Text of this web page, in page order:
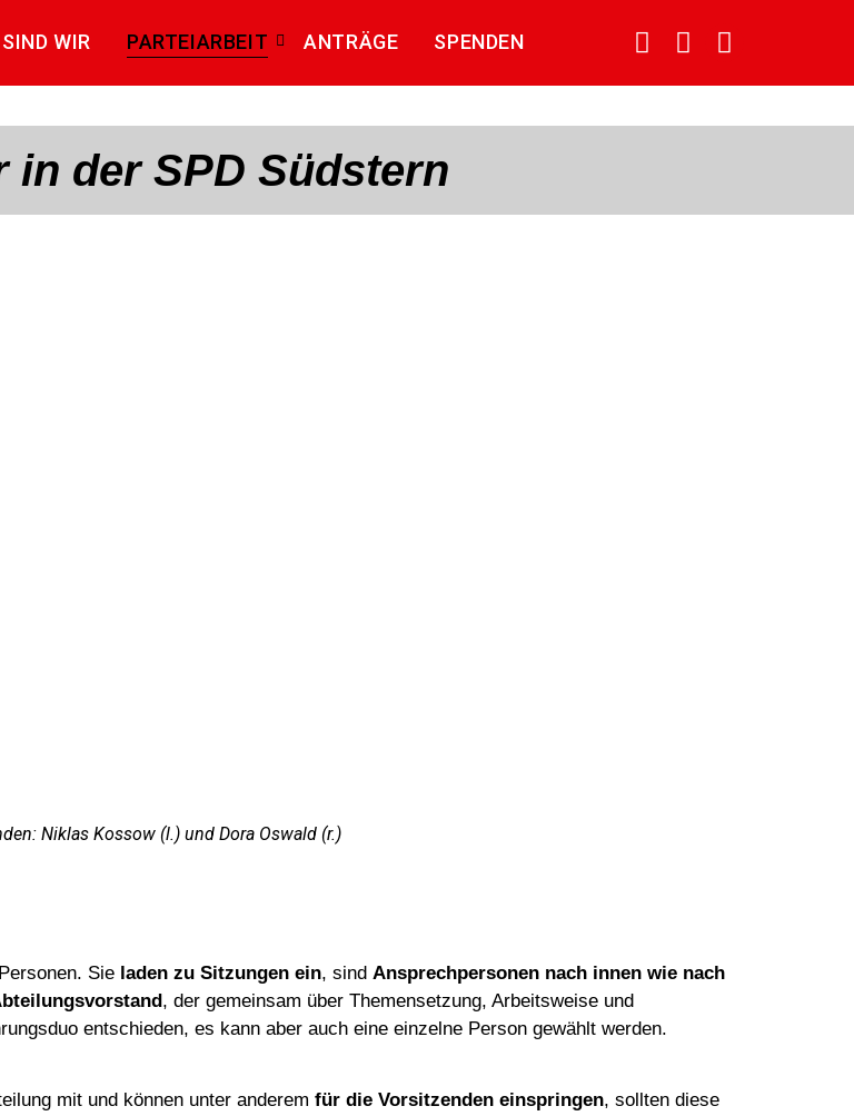
WIR PARTEIARBEIT ANTRÄGE SPENDEN
in der SPD Südstern
Niklas Kossow (l.) und Dora Oswald (r.)
Sie laden zu Sitzungen ein, sind Ansprechpersonen nach innen wie nach
, der gemeinsam über Themensetzung, Arbeitsweise und
entschieden, es kann aber auch eine einzelne Person gewählt werden.
mit und können unter anderem für die Vorsitzenden einspringen, sollten diese